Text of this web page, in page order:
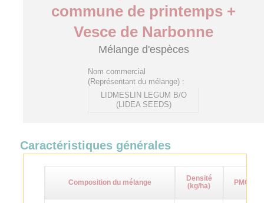
commune de printemps +
Vesce de Narbonne
Mélange d'espèces
Nom commercial
(Représentant du mélange) :
LIDMESLIN LEGUM B/O
(LIDEA SEEDS)
Caractéristiques générales
Composition du mélange
Densité
(kg/ha)
PMG (g)